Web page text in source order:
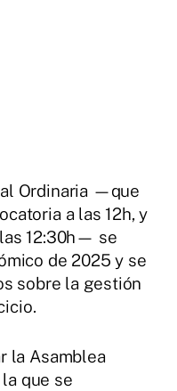
Ordinaria —que
a las 12h, y
12:30h— se
de 2025 y se
sobre la gestión
la Asamblea
que se